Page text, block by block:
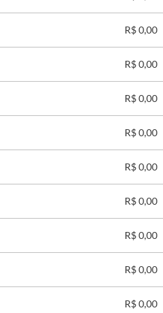
R$ 0,00
R$ 0,00
R$ 0,00
R$ 0,00
R$ 0,00
R$ 0,00
R$ 0,00
R$ 0,00
R$ 0,00